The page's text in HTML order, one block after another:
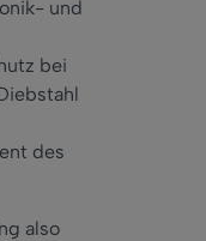
und
bei
des
also